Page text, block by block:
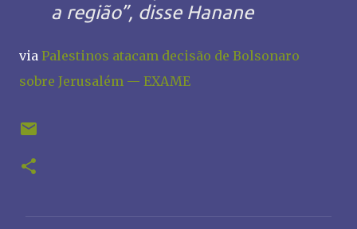
a região”, disse Hanane
via Palestinos atacam decisão de Bolsonaro
sobre Jerusalém — EXAME